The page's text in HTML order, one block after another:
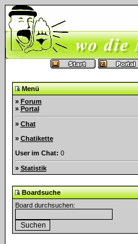
Menü
» Forum
» Portal
» Chat
» Chatikette
User im Chat: 0
» Statistik
Boardsuche
Board durchsuchen: